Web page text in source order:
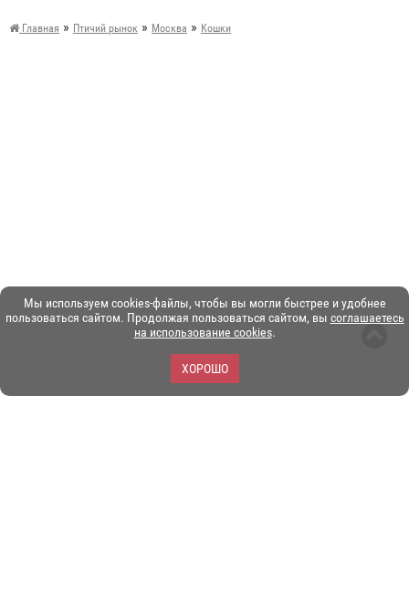
Мы используем cookies-файлы, чтобы вы могли быстрее и удобнее
пользоваться сайтом. Продолжая пользоваться сайтом, вы соглашаетесь
на использование cookies.
ХОРОШО
Главная » Птичий рынок » Москва » Кошки